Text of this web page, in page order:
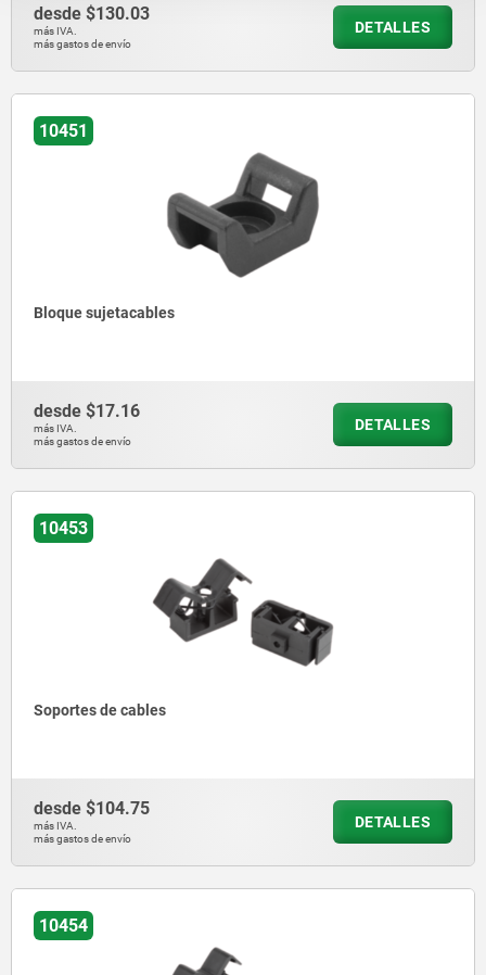
desde $130.03
más IVA.
más gastos de envío
DETALLES
10451
Bloque sujetacables
desde $17.16
más IVA.
más gastos de envío
DETALLES
10453
Soportes de cables
desde $104.75
más IVA.
más gastos de envío
DETALLES
10454